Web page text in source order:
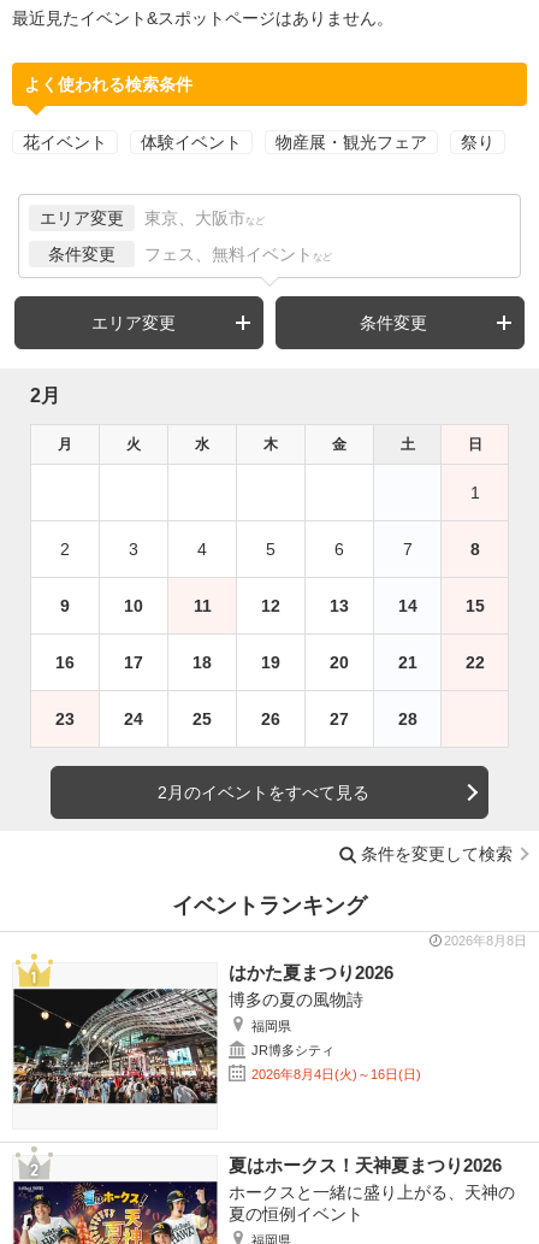
最近見たイベント&スポットページはありません。
よく使われる検索条件
花イベント 体験イベント 物産展・観光フェア 祭り
エリア変更 東京、大阪市 など
条件変更 フェス、無料イベント など
エリア変更 条件変更
2月
月 火 水 木 金 土 日
1
2 3 4 5 6 7 8
9 10 11 12 13 14 15
16 17 18 19 20 21 22
23 24 25 26 27 28
2月のイベントをすべて見る
条件を変更して検索
イベントランキング
2026年8月8日
はかた夏まつり2026
博多の夏の風物詩
福岡県
JR博多シティ
2026年8月4日(火)～16日(日)
夏はホークス！天神夏まつり2026
ホークスと一緒に盛り上がる、天神の
夏の恒例イベント
福岡県